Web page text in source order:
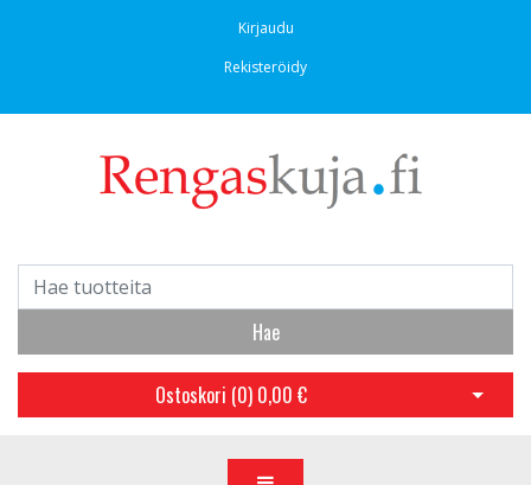
Kirjaudu
Rekisteröidy
Hae
Ostoskori (0) 0,00 € Avaa